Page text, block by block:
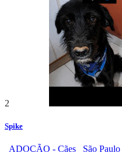
2
Spike
ADOÇÃO - Cães São Paulo